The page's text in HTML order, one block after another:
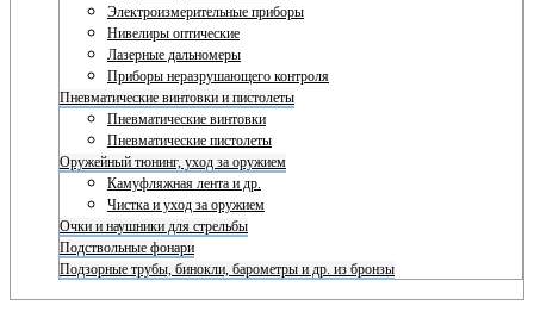
Электроизмерительные приборы
Нивелиры оптические
Лазерные дальномеры
Приборы неразрушающего контроля
Пневматические винтовки и пистолеты
Пневматические винтовки
Пневматические пистолеты
Оружейный тюнинг, уход за оружием
Камуфляжная лента и др.
Чистка и уход за оружием
Очки и наушники для стрельбы
Подствольные фонари
Подзорные трубы, бинокли, барометры и др. из бронзы